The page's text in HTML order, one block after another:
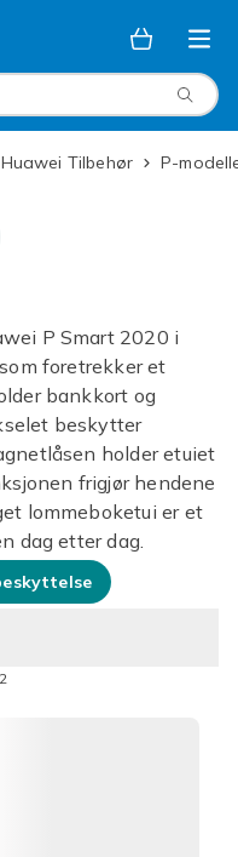
Huawei Tilbehør P-
P Smart 2020 i
foretrekker et
bankkort og
beskytter
holder etuiet
frigjør hendene
lommeboketui er et
dag etter dag.